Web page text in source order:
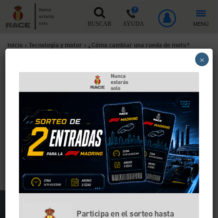
Nunca
estarás
solo
BUSCAR AYUDA MENÚ
Inicio > Tecnología y motor > ¿Cómo cambiar una rueda de moto?
Cambiar una rueda de moto no es complicado.
Necesitas un espacio amplio y seguro y unas cuantas
herramientas. En este artículo te explicamos paso
por paso cómo cambiar tu rueda antigua por una
nueva y por qué es importante hacerlo por tu
seguridad.
Participa en el sorteo hasta
×